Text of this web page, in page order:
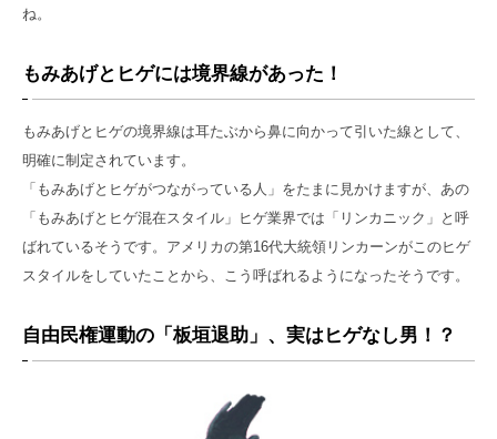
ね。
もみあげとヒゲには境界線があった！
もみあげとヒゲの境界線は耳たぶから鼻に向かって引いた線として、
明確に制定されています。
「もみあげとヒゲがつながっている人」をたまに見かけますが、あの
「もみあげとヒゲ混在スタイル」ヒゲ業界では「リンカニック」と呼
ばれているそうです。アメリカの第16代大統領リンカーンがこのヒゲ
スタイルをしていたことから、こう呼ばれるようになったそうです。
自由民権運動の「板垣退助」、実はヒゲなし男！？